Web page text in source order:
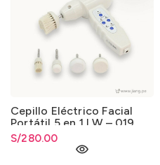
Cepillo Eléctrico Facial
Portátil 5 en 1 LW – 019
S/280.00